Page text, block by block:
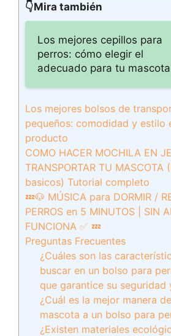
👇Mira también
Los mejores cepillos para
perros: cómo elegir el
adecuado para tu mascota
Los mejores bolsos de
pequeños: comodidad y estilo
producto
COMO HACER MOCHILA EN
TRANSPORTAR TU MASCOTA
basicos) Tutorial completo
💤🐶 MÚSICA para DORMIR /
PERROS en 5 MINUTOS | SIN
FUNCIONA ✅ 💤
Preguntas Frecuentes
¿Cuáles son las
buscar en un bolso para
que garantice su seguridad
¿Cuál es la mejor manera
mascota a un bolso para
¿Existen materiales